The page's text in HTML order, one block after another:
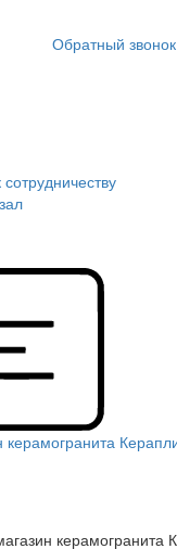
Обратный звонок